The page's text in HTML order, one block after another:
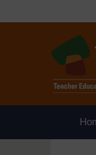
Blocs